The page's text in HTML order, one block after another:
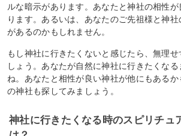
ルな暗示があります。あなたと神社の相性
ります。あるいは、あなたのご先祖様と神
があるのかもしれません。
もし神社に行きたくないと感じたら、無理せ
しょう。あなたが自然に神社に行きたくな
ね。あなたと相性が良い神社が他にもあるか
の神社も探してみましょう。
神社に行きたくなる時のスピリチュ